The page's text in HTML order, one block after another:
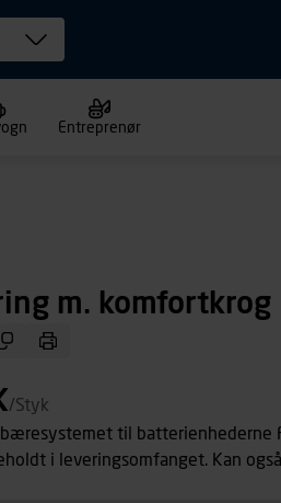
Entreprenør
m. komfortkrog
/Styk
til batterienhederne
i leveringsomfanget. Kan
på det rygbårne batteri AR.